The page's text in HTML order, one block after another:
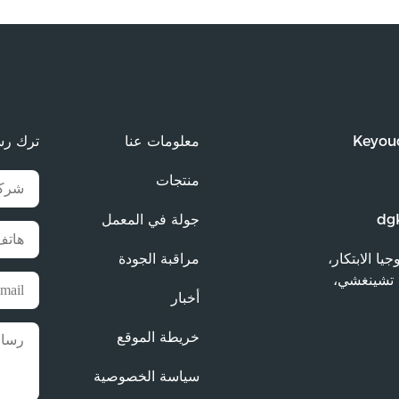
الابتكار،
تشينغشي،
معلومات عنا
منتجات
جولة في المعمل
مراقبة الجودة
أخبار
خريطة الموقع
سياسة الخصوصية
ترك